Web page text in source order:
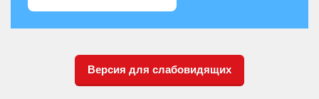
Версия для слабовидящих